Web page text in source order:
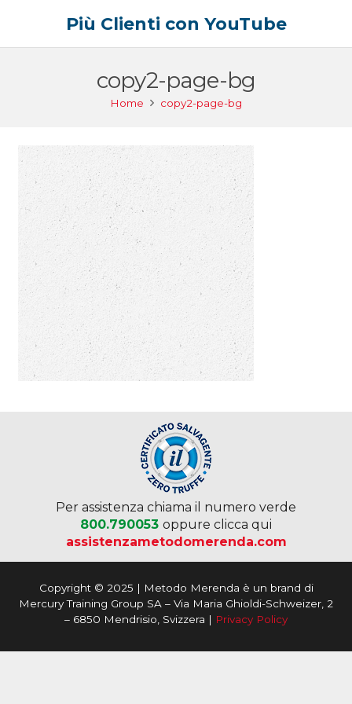
Più Clienti con YouTube
copy2-page-bg
Home copy2-page-bg
Per assistenza chiama il numero verde
800.790053 oppure clicca qui
assistenzametodomerenda.com
Copyright © 2025 | Metodo Merenda è un brand di
Mercury Training Group SA – Via Maria Ghioldi-Schweizer, 2
– 6850 Mendrisio, Svizzera | Privacy Policy